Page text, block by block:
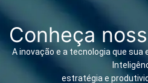
Conheça
A inovação e a tecnologia que sua
estratégia e